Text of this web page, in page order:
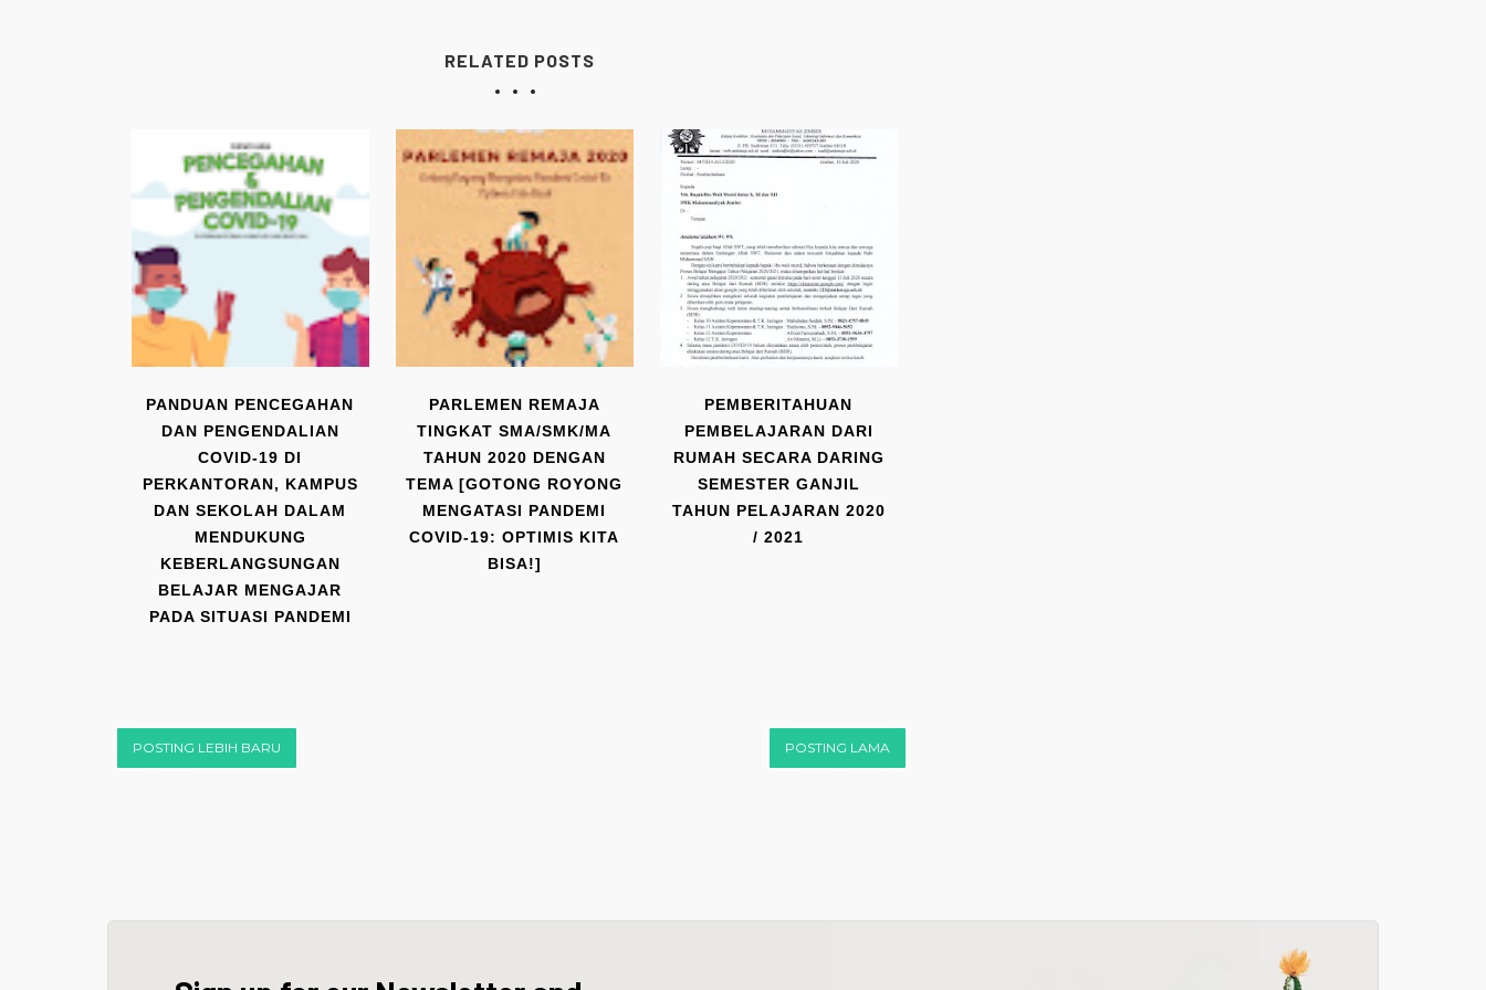
RELATED POSTS
PANDUAN PENCEGAHAN
DAN PENGENDALIAN
COVID-19 DI
PERKANTORAN, KAMPUS
DAN SEKOLAH DALAM
MENDUKUNG
KEBERLANGSUNGAN
BELAJAR MENGAJAR
PADA SITUASI PANDEMI
PARLEMEN REMAJA
TINGKAT SMA/SMK/MA
TAHUN 2020 DENGAN
TEMA [GOTONG ROYONG
MENGATASI PANDEMI
COVID-19: OPTIMIS KITA
BISA!]
PEMBERITAHUAN
PEMBELAJARAN DARI
RUMAH SECARA DARING
SEMESTER GANJIL
TAHUN PELAJARAN 2020
/ 2021
POSTING LEBIH BARU POSTING LAMA